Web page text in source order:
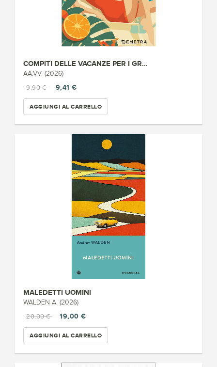
COMPITI DELLE VACANZE PER I GR...
AA.VV. (2026)
9,90 €
9,41 €
AGGIUNGI AL CARRELLO
MALEDETTI UOMINI
WALDEN A. (2026)
20,00 €
19,00 €
AGGIUNGI AL CARRELLO